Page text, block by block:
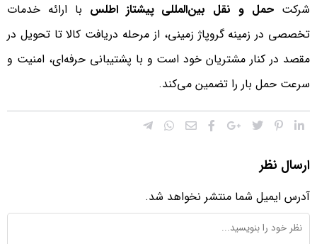
شرکت حمل و نقل بین‌المللی پیشتاز اطلس با ارائه خدمات
تخصصی در زمینه گروپاژ زمینی، از مرحله دریافت کالا تا تحویل در
مقصد در کنار مشتریان خود است و با پشتیبانی حرفه‌ای، امنیت و
سرعت حمل بار را تضمین می‌کند.
ارسال نظر
آدرس ایمیل شما منتشر نخواهد شد.